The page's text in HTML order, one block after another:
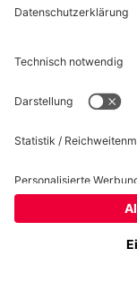
Impressum
Datenschutz